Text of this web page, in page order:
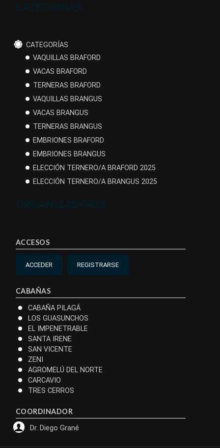
CATEGORÍAS
CATEGORÍAS
VAQUILLAS BRAFORD
VACAS BRAFORD
TERNERAS BRAFORD
VAQUILLAS BRANGUS
VACAS BRANGUS
TERNERAS BRANGUS
EMBRIONES BRAFORD
EMBRIONES BRANGUS
ELECCIÓN TERNERO/A BRAFORD 2025
ELECCIÓN TERNERO/A BRANGUS 2025
ORGANIZADORES
ACCESOS
ACCEDER REGISTRARSE
CABAÑAS
CABAÑA PILAGÁ
LOS GUASUNCHOS
EL IMPENETRABLE
SANTA IRENE
SAN VICENTE
ZENI
AGROMELÚ DEL NORTE
CARCAVIO
TRES CERROS
COORDINADOR
Dr. Diego Grané